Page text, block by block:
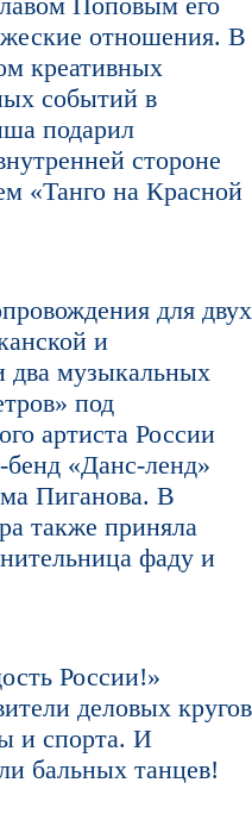
отношения. В
креативных
событий в
подарил
стороне
«Танго на Красной
для двух
и
два музыкальных
под
артиста России
«Данс-ленд»
Пиганова. В
также приняла
фаду и
России!»
деловых кругов
и спорта. И
бальных танцев!